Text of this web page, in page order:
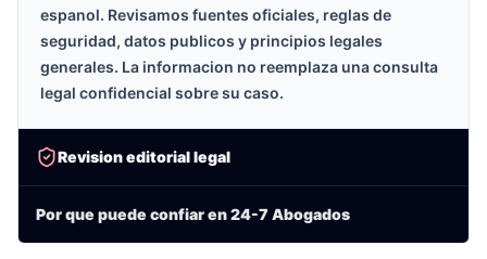
espanol. Revisamos fuentes oficiales, reglas de
seguridad, datos publicos y principios legales
generales. La informacion no reemplaza una consulta
legal confidencial sobre su caso.
Revision editorial legal
Por que puede confiar en 24-7 Abogados